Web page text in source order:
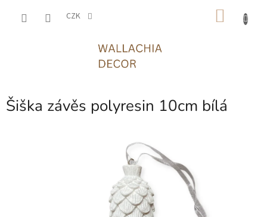
CZK
Šiška závěs polyresin 10cm bílá